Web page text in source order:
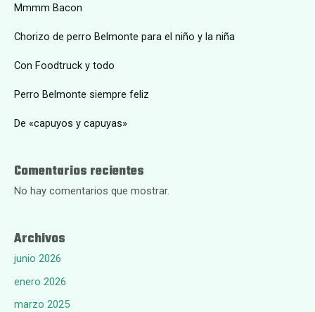
Mmmm Bacon
Chorizo de perro Belmonte para el niño y la niña
Con Foodtruck y todo
Perro Belmonte siempre feliz
De «capuyos y capuyas»
Comentarios recientes
No hay comentarios que mostrar.
Archivos
junio 2026
enero 2026
marzo 2025